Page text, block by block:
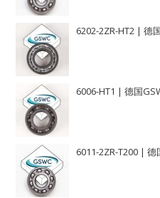
6202-2ZR-HT2 | 德
6006-HT1 | 德国
6011-2ZR-T200 |